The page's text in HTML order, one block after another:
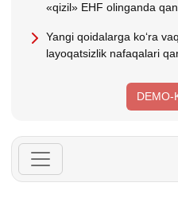
«qizil» EHF olinganda
Yangi qoidalarga koʻra
layoqatsizlik nafaqalari
DEMO-